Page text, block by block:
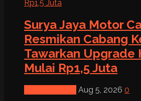
Surya Jaya Motor
Resmikan Cabang
Tawarkan Upgrade
Mulai Rp1,5 Juta
Aug 5, 2026 0